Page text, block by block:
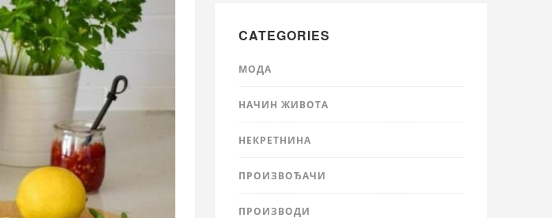
CATEGORIES
МОДА
НАЧИН ЖИВОТА
НЕКРЕТНИНА
ПРОИЗВОЂАЧИ
ПРОИЗВОДИ